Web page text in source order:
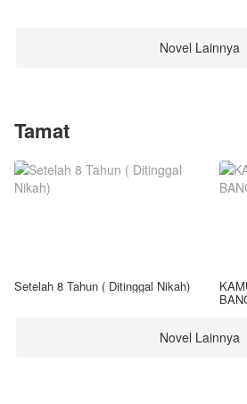
Novel Lainnya
Tamat
Setelah 8 Tahun ( Ditinggal Nikah)
Novel Lainnya